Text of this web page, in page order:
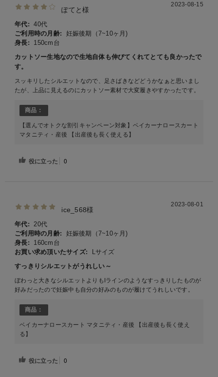
ぽてと様
2023-08-15
年代: 40代
ご利用時の月齢:
妊娠後期（7~10ヶ月)
身長:
150cm台
カットソー生地なので生地自体も伸びてくれてとても良かったで
す。
スッキリしたシルエットなので、足さばきなどどうかなぁと思いまし
たが、上品に見えるのにカットソー素材で大変履きやすかったです。
商品：
【選んでオトクな割引キャンペーン対象】ベイカーナロースカート
マタニティ・産後 【出産後も長く使える】
役に立った 0
ice_568様
2023-08-01
年代:
20代
ご利用時の月齢:
妊娠後期（7~10ヶ月)
身長:
160cm台
お買い求め頂いたサイズ:
Lサイズ
すっきりシルエットがうれしい～
ぼわっと大きなシルエットよりもIラインのようなすっきりしたものが
好みだったので妊娠中も自分の好みのものが履けてうれしいです。
商品：
ベイカーナロースカート マタニティ・産後 【出産後も長く使え
る】
役に立った 0